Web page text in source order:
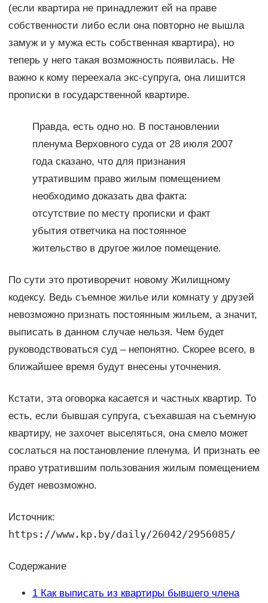
(если квартира не принадлежит ей на праве
собственности либо если она повторно не вышла
замуж и у мужа есть собственная квартира), но
теперь у него такая возможность появилась. Не
важно к кому переехала экс-супруга, она лишится
прописки в государственной квартире.
Правда, есть одно но. В постановлении
пленума Верховного суда от 28 июля 2007
года сказано, что для признания
утратившим право жилым помещением
необходимо доказать два факта:
отсутствие по месту прописки и факт
убытия ответчика на постоянное
жительство в другое жилое помещение.
По сути это противоречит новому Жилищному
кодексу. Ведь съемное жилье или комнату у друзей
невозможно признать постоянным жильем, а значит,
выписать в данном случае нельзя. Чем будет
руководствоваться суд – непонятно. Скорее всего, в
ближайшее время будут внесены уточнения.
Кстати, эта оговорка касается и частных квартир. То
есть, если бывшая супруга, съехавшая на съемную
квартиру, не захочет выселяться, она смело может
сослаться на постановление пленума. И признать ее
право утратившим пользования жилым помещением
будет невозможно.
Источник:
https://www.kp.by/daily/26042/2956085/
Содержание
1Как выписать из квартиры бывшего члена